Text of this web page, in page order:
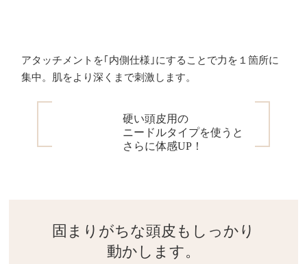
アタッチメントを｢内側仕様｣にすることで力を１箇所に
集中。肌をより深くまで刺激します。
硬い頭皮用の
ニードルタイプを使うと
さらに体感UP！
固まりがちな頭皮 もしっかり
動かします。